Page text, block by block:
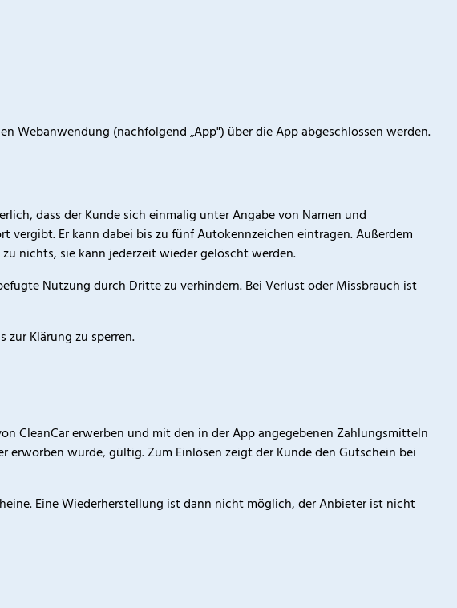
Webanwendung (nachfolgend „App") über die App abgeschlossen werden.
dass der Kunde sich einmalig unter Angabe von Namen und
Er kann dabei bis zu fünf Autokennzeichen eintragen. Außerdem
nichts, sie kann jederzeit wieder gelöscht werden.
Nutzung durch Dritte zu verhindern. Bei Verlust oder Missbrauch ist
Klärung zu sperren.
CleanCar erwerben und mit den in der App angegebenen Zahlungsmitteln
erworben wurde, gültig. Zum Einlösen zeigt der Kunde den Gutschein bei
Eine Wiederherstellung ist dann nicht möglich, der Anbieter ist nicht